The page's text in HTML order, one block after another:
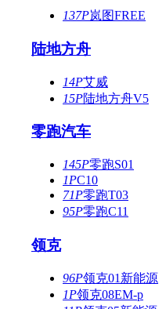
137P岚图FREE
陆地方舟
14P艾威
15P陆地方舟V5
零跑汽车
145P零跑S01
1PC10
71P零跑T03
95P零跑C11
领克
96P领克01新能源
1P领克08EM-p